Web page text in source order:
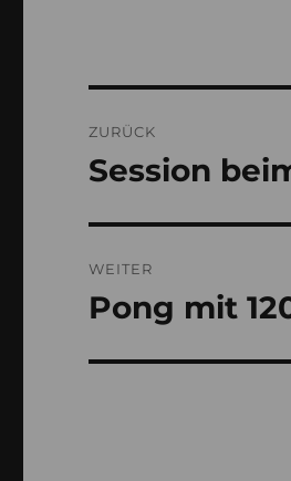
ZURÜCK
Vorheriger
Session
WEITER
Nächster
Pong mit